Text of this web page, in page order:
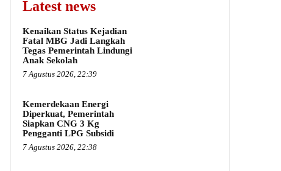
Latest news
Kenaikan Status Kejadian
Fatal MBG Jadi Langkah
Tegas Pemerintah Lindungi
Anak Sekolah
7 Agustus 2026, 22:39
Kemerdekaan Energi
Diperkuat, Pemerintah
Siapkan CNG 3 Kg
Pengganti LPG Subsidi
7 Agustus 2026, 22:38